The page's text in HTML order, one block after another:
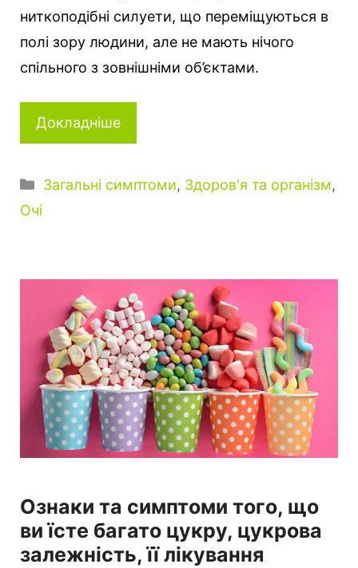
ниткоподібні силуети, що переміщуються в
полі зору людини, але не мають нічого
спільного з зовнішніми об’єктами.
Докладніше
Категорії
Загальні симптоми, Здоров'я та організм,
Очі
Ознаки та симптоми того, що
ви їсте багато цукру, цукрова
залежність, її лікування